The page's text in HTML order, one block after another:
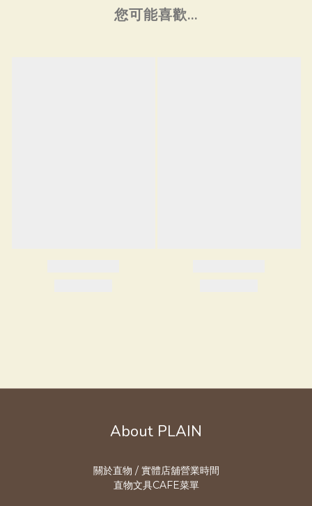
您可能喜歡...
About PLAIN
關於直物 / 實體店舖營業時間
直物文具CAFE菜單